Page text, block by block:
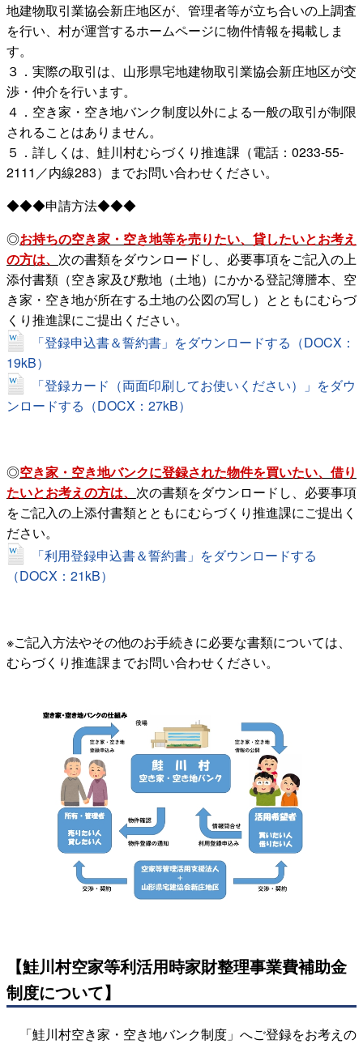
地建物取引業協会新庄地区が、管理者等が立ち合いの上調査
を行い、村が運営するホームページに物件情報を掲載しま
す。
３．実際の取引は、山形県宅地建物取引業協会新庄地区が交
渉・仲介を行います。
４．空き家・空き地バンク制度以外による一般の取引が制限
されることはありません。
５．詳しくは、鮭川村むらづくり推進課（電話：0233-55-
2111／内線283）までお問い合わせください。
◆◆◆申請方法◆◆◆
◎お持ちの空き家・空き地等を売りたい、貸したいとお考え
の方は、 次の書類をダウンロードし、必要事項をご記入の上
添付書類（空き家及び敷地（土地）にかかる登記簿謄本、空
き家・空き地が所在する土地の公図の写し）とともにむらづ
くり推進課にご提出ください。
「登録申込書＆誓約書」をダウンロードする（DOCX：
19kB）
「登録カード（両面印刷してお使いください）」をダウ
ンロードする（DOCX：27kB）
◎空き家・空き地バンクに登録された物件を買いたい、借り
たいとお考えの方は、 次の書類をダウンロードし、必要事項
をご記入の上添付書類とともにむらづくり推進課にご提出く
ださい。
「利用登録申込書＆誓約書」をダウンロードする
（DOCX：21kB）
※ご記入方法やその他のお手続きに必要な書類については、
むらづくり推進課までお問い合わせください。
【鮭川村空家等利活用時家財整理事業費補助金
制度について】
「鮭川村空き家・空き地バンク制度」へご登録をお考えの